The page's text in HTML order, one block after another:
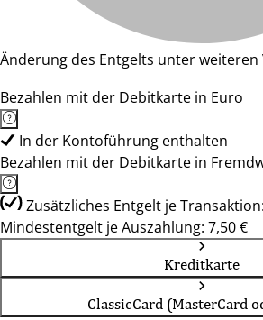
Änderung des Entgelts unter weiteren
Bezahlen mit der Debitkarte in Euro
In der Kontoführung enthalten
Bezahlen mit der Debitkarte in
Zusätzliches Entgelt je
Mindestentgelt je Auszahlung: 7,50 €
Kreditkarte
ClassicCard (MasterCard